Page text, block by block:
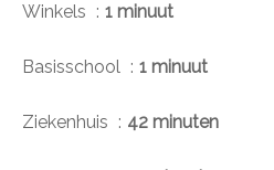
Winkels 1 minuut
Basisschool 1 minuut
Ziekenhuis 42 minuten